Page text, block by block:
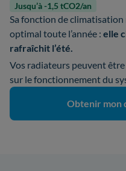
Jusqu’à -1,5 tCO2/an
Sa fonction de
optimal toute l’année : elle
rafraîchit l’été.
Vos radiateurs peuvent
sur le fonctionnement du
Obtenir mon